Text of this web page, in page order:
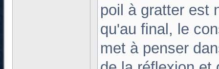
poil à gratter est
qu'au final, le
met à penser